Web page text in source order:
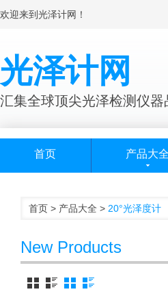
欢迎来到光泽计网！
光泽计网
汇集全球顶尖光泽检测仪器
首页 产品大全
首页 > 产品大全 > 20°光泽度计
New Products